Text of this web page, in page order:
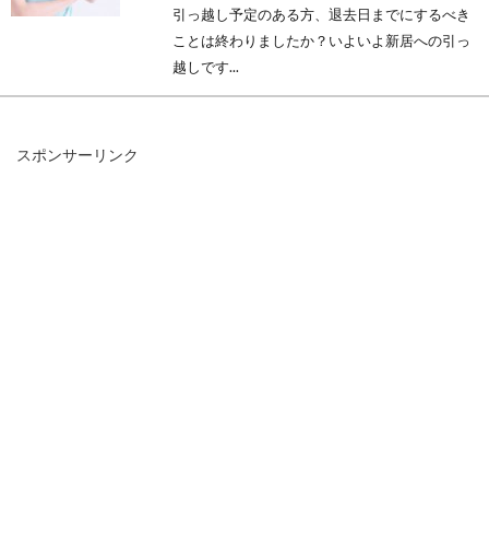
引っ越し予定のある方、退去日までにするべき
ことは終わりましたか？いよいよ新居への引っ
越しです...
スポンサーリンク